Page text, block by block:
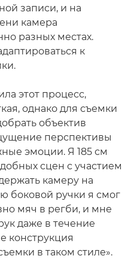
записи, и на
камера
разных местах.
к
этот процесс,
однако для съемки
объектив
перспективы
эмоции. Я 185 см
сцен с участием
камеру на
боковой ручки я смог
мяч в регби, и мне
даже в течение
конструкция
в таком стиле».